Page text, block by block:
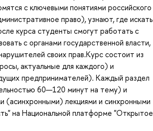
с ключевыми понятиями российского
право), узнают, где искать
курса студенты смогут работать с
с органами государственной власти,
своих прав.Курс состоит из
актуальные для каждого) и
предпринимателей). Каждый раздел
60—120 минут на тему) и
(асинхронными) лекциями и синхронными
на Национальной платформе "Открытое